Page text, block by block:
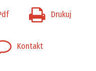
Drukuj
Kontakt